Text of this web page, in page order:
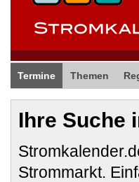
Termine Themen
Ihre Suche
Strommarkt.